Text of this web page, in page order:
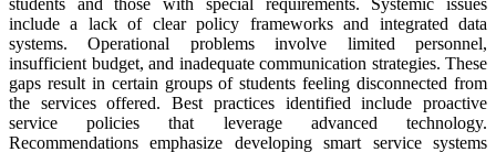
students and those with special requirements. Systemic issues
include a lack of clear policy frameworks and integrated data
systems. Operational problems involve limited personnel,
insufficient budget, and inadequate communication strategies. These
gaps result in certain groups of students feeling disconnected from
the services offered. Best practices identified include proactive
service policies that leverage advanced technology.
Recommendations emphasize developing smart service systems